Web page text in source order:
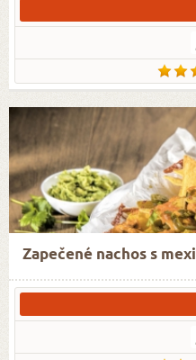
Zapečené nachos s